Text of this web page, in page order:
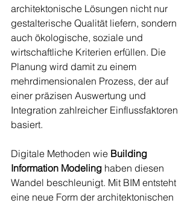
architektonische Lösungen nicht nur
gestalterische Qualität liefern, sondern
auch ökologische, soziale und
wirtschaftliche Kriterien erfüllen. Die
Planung wird damit zu einem
mehrdimensionalen Prozess, der auf
einer präzisen Auswertung und
Integration zahlreicher Einflussfaktoren
basiert.
Digitale Methoden wie Building
Information Modeling haben diesen
Wandel beschleunigt. Mit BIM entsteht
eine neue Form der architektonischen